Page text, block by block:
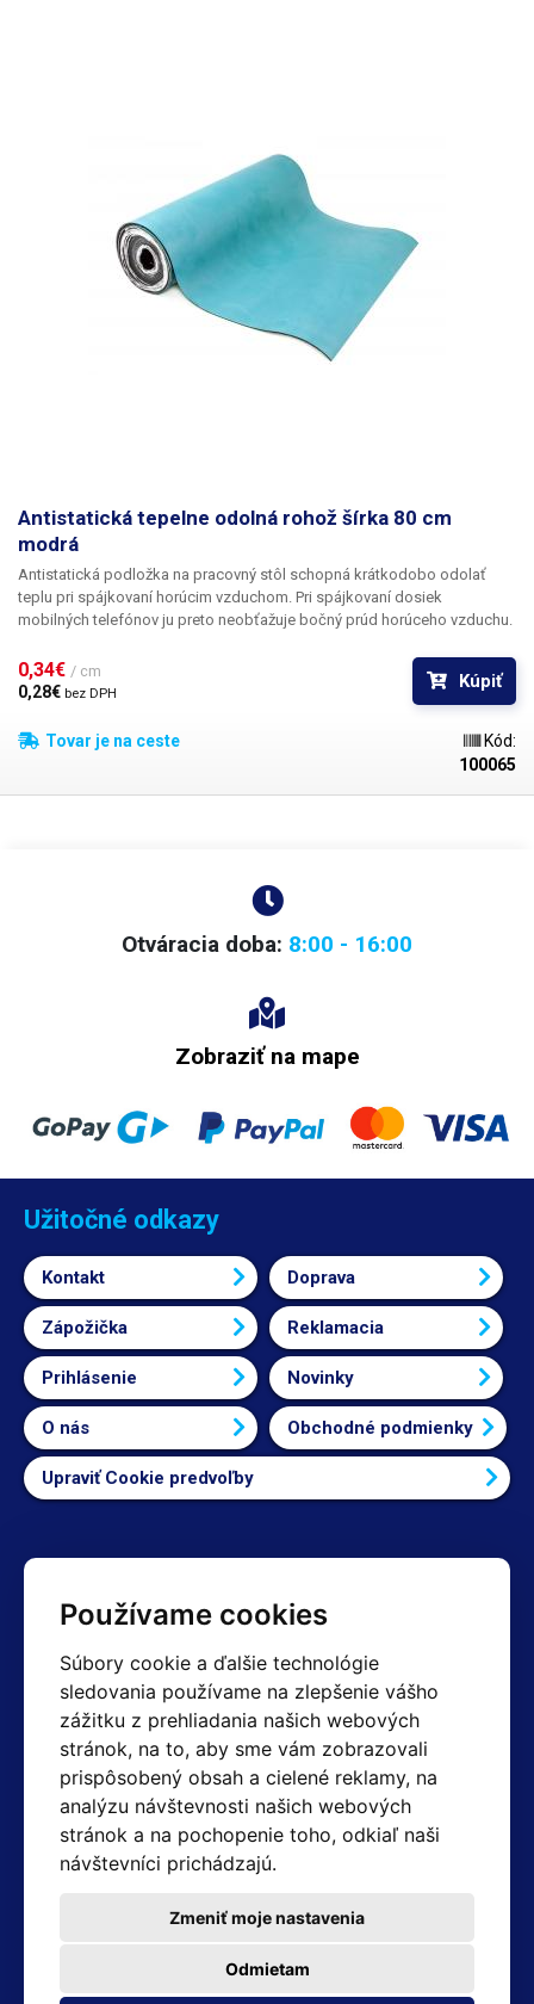
Používame cookies
Súbory cookie a ďalšie technológie
sledovania používame na zlepšenie vášho
zážitku z prehliadania našich webových
stránok, na to, aby sme vám zobrazovali
prispôsobený obsah a cielené reklamy, na
analýzu návštevnosti našich webových
stránok a na pochopenie toho, odkiaľ naši
návštevníci prichádzajú.
Odmietam
Zmeniť moje nastavenia
Antistatická tepelne odolná rohož šírka 80 cm
modrá
Antistatická podložka na pracovný stôl schopná krátkodobo odolať
teplu pri spájkovaní horúcim vzduchom. Pri spájkovaní dosiek
mobilných telefónov ju preto neobťažuje bočný prúd horúceho vzduchu.
hľadiska; materiál sa dá ľahko utrieť aj s použitím chemických
prostriedkov, ako je alkohol alebo izopropylalkohol. Materiál je veľmi
pružný a po zakrytí bude pôsobiť ako veľmi dobrá ochrana dosky stola.
0,34€ / cm
0,28€ bez DPH
Kúpiť
Tovar je na ceste
Kód:
100065
Otváracia doba: 8:00 - 16:00
Zobraziť na mape
Užitočné odkazy
Kontakt Doprava
Zápožička Reklamacia
Prihlásenie Novinky
O nás Obchodné podmienky
Upraviť Cookie predvoľby
Kontakty
+420 603 357 606 +420 605 234 204
info@hotair.cz
Fakturačné a expedičné oddelenie
+420 605 259 759 (Po–Pia: 7:30 – 15:00)
Technické oddelenie
+420 603 355 085 (Po–Pia: 8:00 – 16:00)
servis@hotair.cz
Výdaj tovaru (Ostrava): Po-Pia: 8:00 - 16:00
Platba len v hotovosti